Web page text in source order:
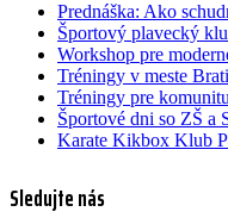
Prednáška: Ako
Športový plavecký
Workshop pre
Tréningy v meste
Tréningy pre
Športové dni so ZŠ a
Karate Kikbox Klub
Sledujte nás